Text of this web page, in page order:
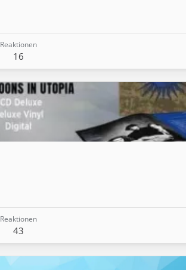
Reaktionen
16
Reaktionen
43